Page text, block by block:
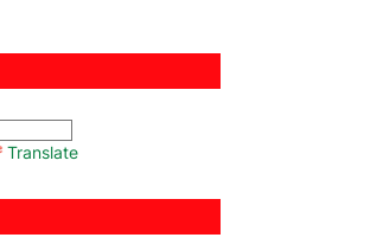
Translate